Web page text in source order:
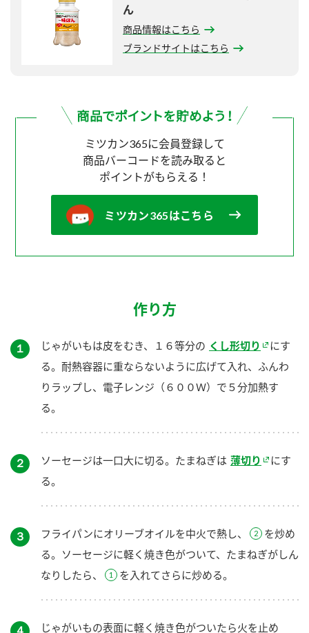
ん
商品情報はこちら
ブランドサイトはこちら
ミツカン365に会員登録して
商品バーコードを読み取ると
ポイントがもらえる！
ミツカン365はこちら
作り方
１ じゃがいもは皮をむき、１６等分の くし形切り
にす
る。耐熱容器に重ならないように広げて入れ、ふんわ
りラップし、電子レンジ（６００Ｗ）で５分加熱す
る。
２ ソーセージは一口大に切る。たまねぎは 薄切り
にす
る。
３ フライパンにオリーブオイルを中火で熱し、
を炒め
る。ソーセージに軽く焼き色がついて、たまねぎがしん
なりしたら、
を入れてさらに炒める。
４ じゃがいもの表面に軽く焼き色がついたら火を止め